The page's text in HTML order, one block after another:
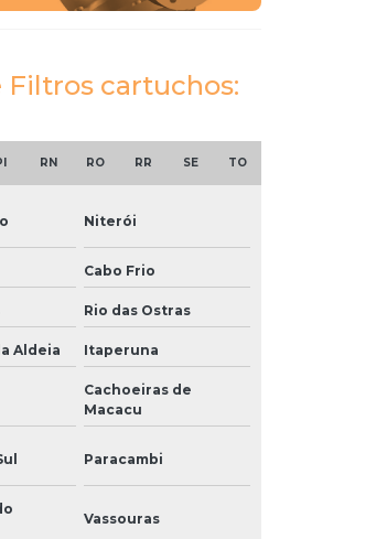
Filtros cartuchos:
RN RO RR SE TO
Niterói
Cabo Frio
Rio das Ostras
Aldeia Itaperuna
Cachoeiras de
Macacu
Paracambi
Vassouras